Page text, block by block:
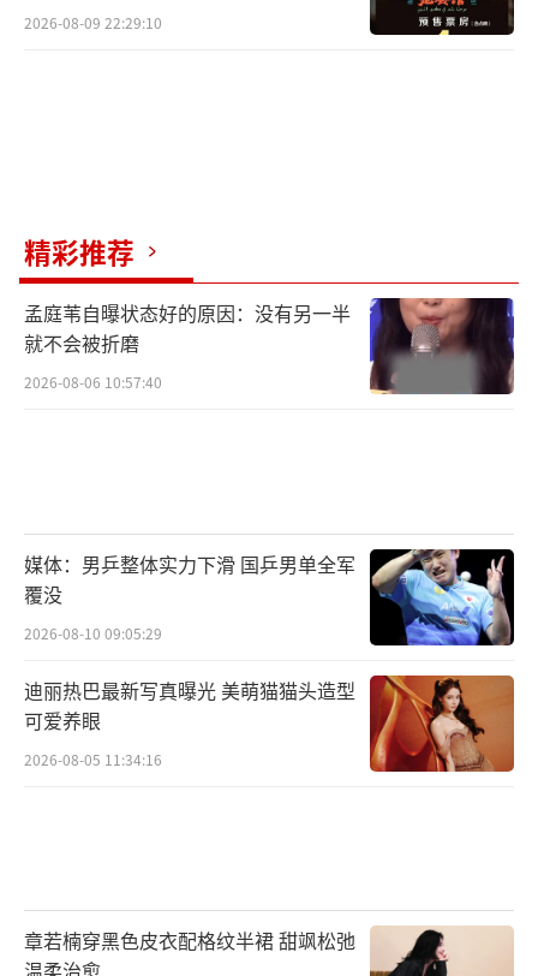
2026-08-09 22:29:10
精彩推荐
孟庭苇自曝状态好的原因：没有另一半
就不会被折磨
2026-08-06 10:57:40
媒体：男乒整体实力下滑 国乒男单全军
覆没
2026-08-10 09:05:29
迪丽热巴最新写真曝光 美萌猫猫头造型
可爱养眼
2026-08-05 11:34:16
章若楠穿黑色皮衣配格纹半裙 甜飒松弛